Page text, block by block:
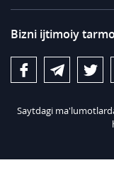
Bizni ijtimoiy
Saytdagi